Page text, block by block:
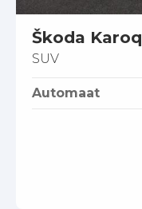
Škoda Karoq
SUV
Automaat